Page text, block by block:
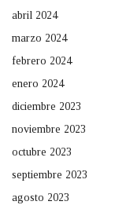
abril 2024
marzo 2024
febrero 2024
enero 2024
diciembre 2023
noviembre 2023
octubre 2023
septiembre 2023
agosto 2023